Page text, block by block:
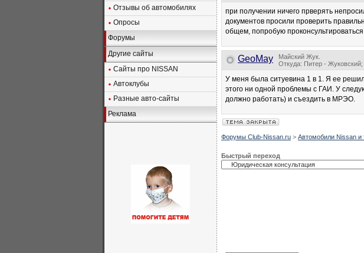
Отзывы об автомобилях
Опросы
Форумы
Другие сайты
Сайты про NISSAN
Автоклубы
Разные авто-сайты
Реклама
при получении ничего прверять
документов просили проверить
общем, попробую
GeoMay
Майский Жук.
Откуда: Питер -
У меня была ситуевина 1 в 1. Я ее
этого ни одной проблемы с ГАИ. У
должно работать) и съездить в МРЭО.
Форумы Club-Nissan.ru > Автомобили Nissan и
Быстрый переход